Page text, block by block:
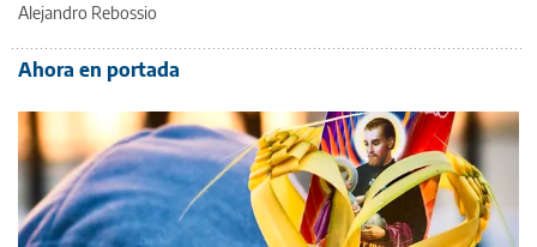
Alejandro Rebossio
Ahora en portada